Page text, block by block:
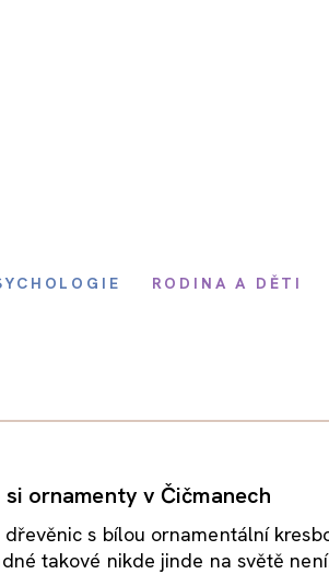
RODINA A DĚTI
ornamenty v Čičmanech
s bílou ornamentální
takové nikde jinde na světě